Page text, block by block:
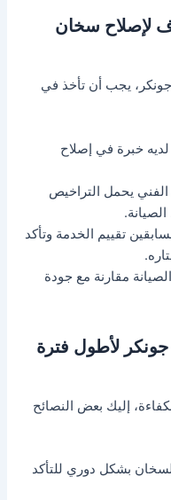
لإصلاح سخان
يجب أن تأخذ في
خبرة في إصلاح
يحمل التراخيص
تقييم الخدمة وتأكد
مقارنة مع جودة
لأطول فترة
إليك بعض النصائح
بشكل دوري للتأكد